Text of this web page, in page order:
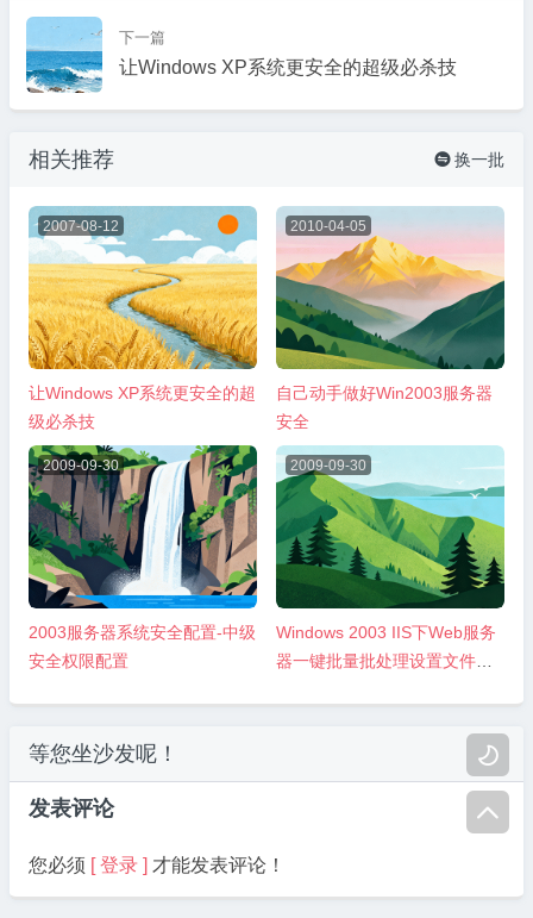


下一篇
让Windows XP系统更安全的超级必杀技
相关推荐  换一批
2007-08-12
让Windows XP系统更安全的超
级必杀技
2010-04-05
自己动手做好Win2003服务器
安全
2009-09-30
2003服务器系统安全配置-中级
安全权限配置
2009-09-30
Windows 2003 IIS下Web服务
器一键批量批处理设置文件夹
等您坐沙发呢！
发表评论
您必须 [ 登录 ] 才能发表评论！